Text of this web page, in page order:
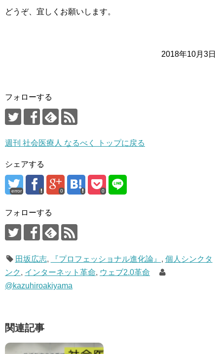
どうぞ、宜しくお願いします。
2018年10月3日
フォローする
週刊 社会医療人 なるべく トップに戻る
シェアする
error 0 0
フォローする
田坂広志, 『プロフェッショナル進化論』 , 個人シンクタ
ンク , インターネット革命, ウェブ2.0革命
@kazuhiroakiyama
関連記事